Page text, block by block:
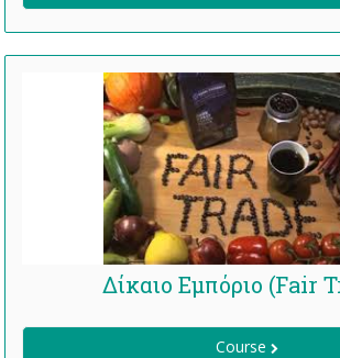
Δίκαιο Εμπόριο (Fair
Course